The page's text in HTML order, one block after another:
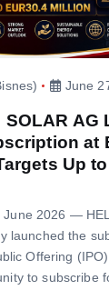
June
SOLAR AG
at
Up
June 2026 —
launched the
Offering
to subscribe